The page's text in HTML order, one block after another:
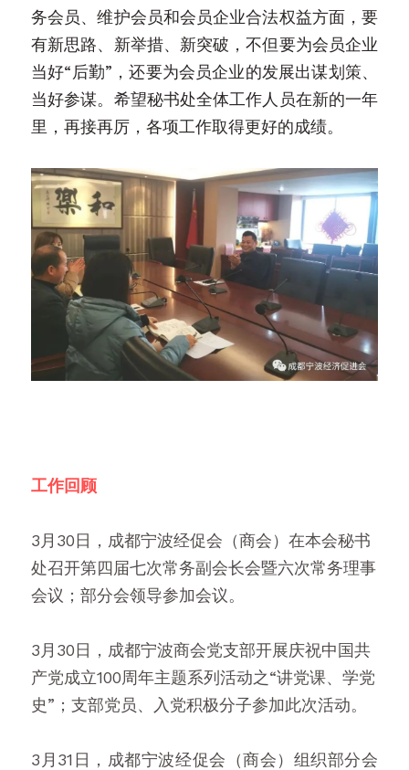
务会员、维护会员和会员企业合法权益方面，要
有新思路、新举措、新突破，不但要为会员企业
当好“后勤”，还要为会员企业的发展出谋划策、
当好参谋。希望秘书处全体工作人员在新的一年
里，再接再厉，各项工作取得更好的成绩。
工作回顾
3月30日，成都宁波经促会（商会）在本会秘书
处召开第四届七次常务副会长会暨六次常务理事
会议；部分会领导参加会议。
3月30日，成都宁波商会党支部开展庆祝中国共
产党成立100周年主题系列活动之“讲党课、学党
史”；支部党员、入党积极分子参加此次活动。
3月31日，成都宁波经促会（商会）组织部分会